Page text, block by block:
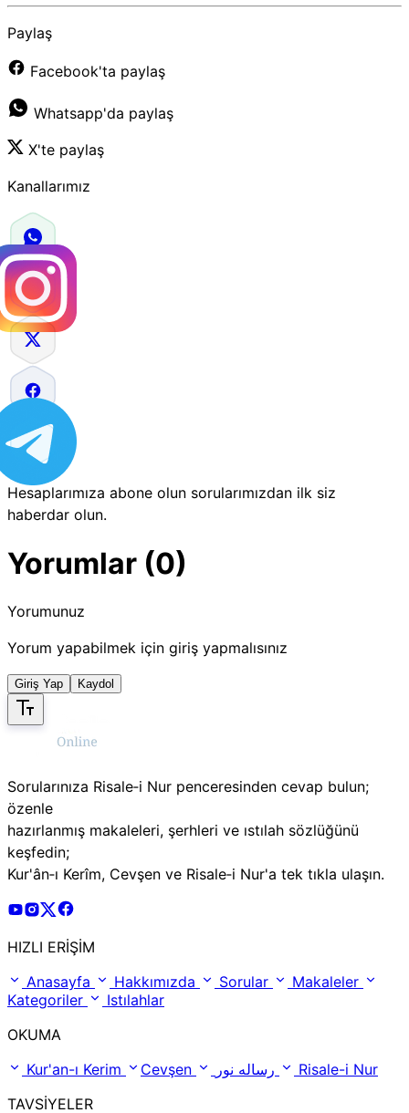
Paylaş
Facebook'ta paylaş
Whatsapp'da paylaş
X'te paylaş
Kanallarımız
Hesaplarımıza abone olun sorularımızdan ilk siz
haberdar olun.
Yorumlar (0)
Yorumunuz
Yorum yapabilmek için giriş yapmalısınız
Giriş Yap Kaydol
Sorularınıza Risale‑i Nur penceresinden cevap bulun;
özenle
hazırlanmış makaleleri, şerhleri ve ıstılah sözlüğünü
keşfedin;
Kur'ân‑ı Kerîm, Cevşen ve Risale‑i Nur'a tek tıkla ulaşın.
Risale Online Youtube Hesabı
Risale Online Instagram Hesabı
Risale Online X Hesabı
HIZLI ERİŞİM
Anasayfa
Hakkımızda Sorular
Makaleler
Kategoriler
Istılahlar
OKUMA
Kur'an-ı Kerim
Cevşen
Risale-i Nur
TAVSİYELER